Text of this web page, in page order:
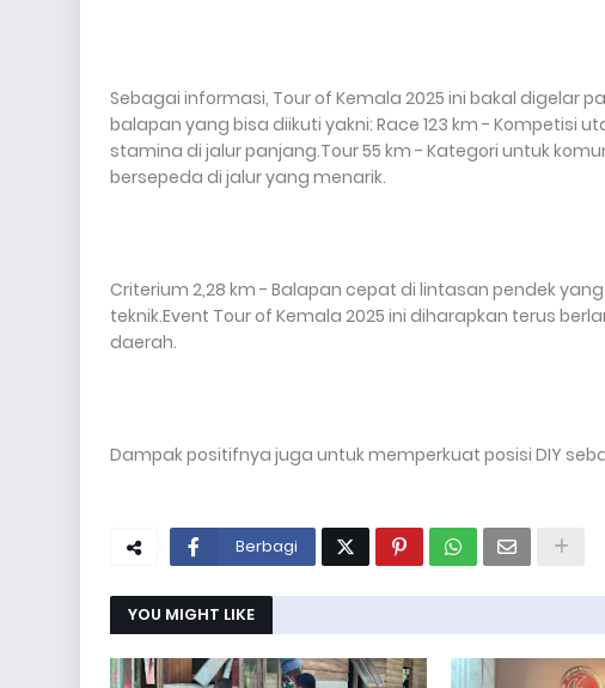
Sebagai informasi, Tour of Kemala 2025 ini bakal digelar
balapan yang bisa diikuti yakni: Race 123 km -
stamina di jalur panjang.Tour 55 km - Kategori untuk
bersepeda di jalur yang menarik.
Criterium 2,28 km - Balapan cepat di lintasan pendek
teknik.Event Tour of Kemala 2025 ini diharapkan terus
daerah.
Dampak positifnya juga untuk memperkuat posisi DIY
Berbagi
YOU MIGHT LIKE